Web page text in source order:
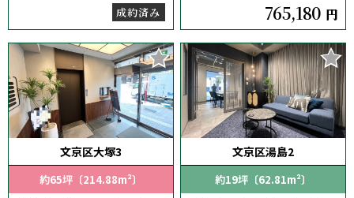
成約済み 765,180 円
文京区大塚3
約65坪〔214.88m²〕
文京区湯島2
約19坪〔62.81m²〕